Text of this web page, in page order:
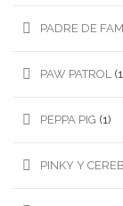
PADRE DE
PAW PATROL
PEPPA PIG (1)
PINKY Y